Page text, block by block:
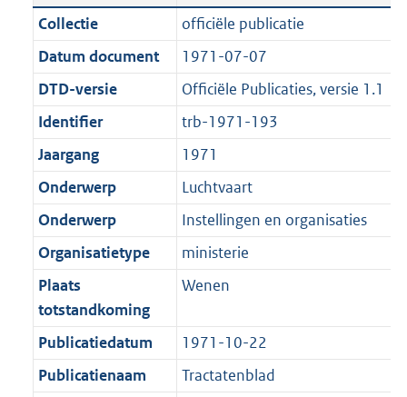
a
t
i
e
i
f
o
r
a
a
t
e
2
9
6
b
c
a
t
i
e
n
f
o
m
a
a
t
t
e
:
0
K
n
d
s
g
r
o
t
t
e
:
b
a
n
d
s
g
r
o
t
t
K
b
Collectie
officiële publicatie
Datum document
1971-07-07
DTD-versie
Officiële Publicaties, versie 1.1
Identifier
trb-1971-193
Jaargang
1971
Onderwerp
Luchtvaart
Onderwerp
Instellingen en organisaties
Organisatietype
ministerie
Plaats
totstandkoming
Wenen
Publicatiedatum
1971-10-22
Publicatienaam
Tractatenblad